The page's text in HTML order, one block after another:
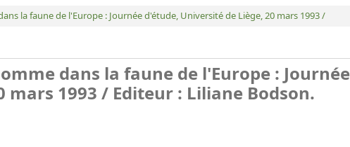
la faune de l'Europe : Journée d'étude, Université de Liège, 20 mars 1993 /
dans la faune de l'Europe : Journée
mars 1993 / Editeur : Liliane Bodson.